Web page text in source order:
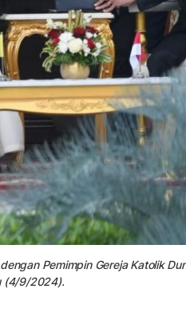
Pemimpin Gereja Katolik
(4/9/2024).